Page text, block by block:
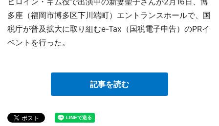
多座（福岡市博多区下川端町）エントランスホールで、国
税庁が普及拡大に取り組むe-Tax（国税電子申告）のPRイ
ベントを行った。
記事を読む